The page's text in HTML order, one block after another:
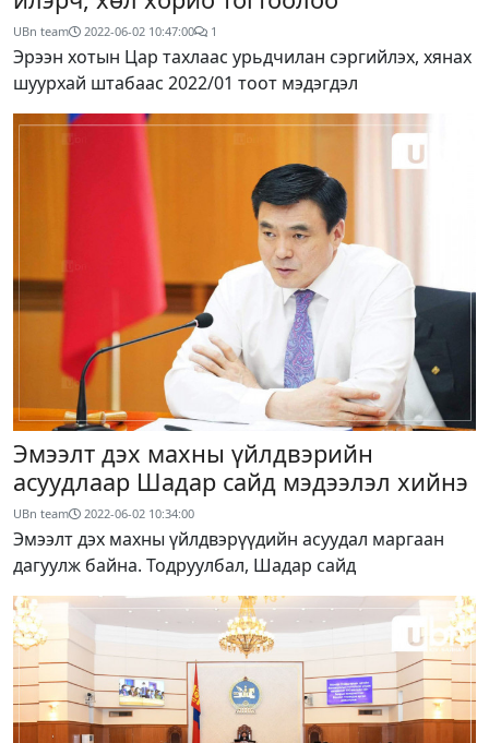
UBn team 2022-06-02 10:47:00 1
Эрээн хотын Цар тахлаас урьдчилан сэргийлэх, хянах
шуурхай штабаас 2022/01 тоот мэдэгдэл
Эмээлт дэх махны үйлдвэрийн
асуудлаар Шадар сайд мэдээлэл хийнэ
UBn team 2022-06-02 10:34:00
Эмээлт дэх махны үйлдвэрүүдийн асуудал маргаан
дагуулж байна. Тодруулбал, Шадар сайд